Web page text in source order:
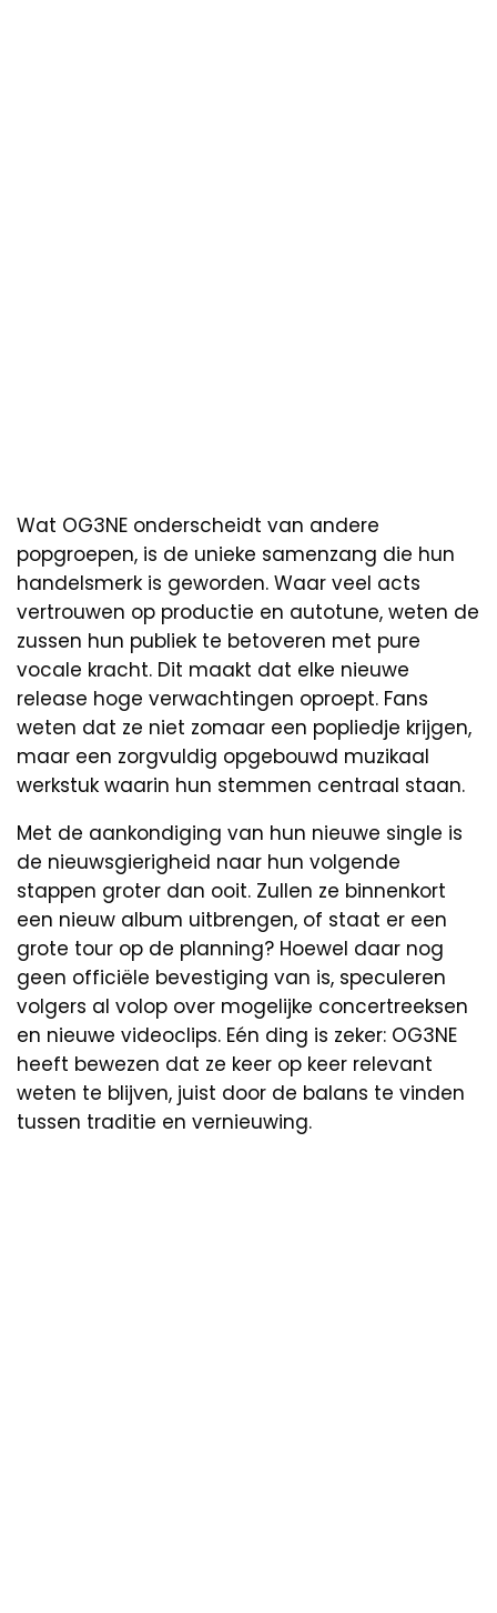
Wat OG3NE onderscheidt van andere
popgroepen, is de unieke samenzang die hun
handelsmerk is geworden. Waar veel acts
vertrouwen op productie en autotune, weten de
zussen hun publiek te betoveren met pure
vocale kracht. Dit maakt dat elke nieuwe
release hoge verwachtingen oproept. Fans
weten dat ze niet zomaar een popliedje krijgen,
maar een zorgvuldig opgebouwd muzikaal
werkstuk waarin hun stemmen centraal staan.
Met de aankondiging van hun nieuwe single is
de nieuwsgierigheid naar hun volgende
stappen groter dan ooit. Zullen ze binnenkort
een nieuw album uitbrengen, of staat er een
grote tour op de planning? Hoewel daar nog
geen officiële bevestiging van is, speculeren
volgers al volop over mogelijke concertreeksen
en nieuwe videoclips. Eén ding is zeker: OG3NE
heeft bewezen dat ze keer op keer relevant
weten te blijven, juist door de balans te vinden
tussen traditie en vernieuwing.